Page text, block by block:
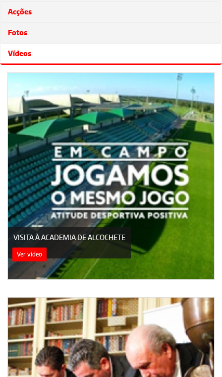
Acções
Fotos
Vídeos
VISITA À ACADEMIA DE ALCOCHETE
Ver vídeo